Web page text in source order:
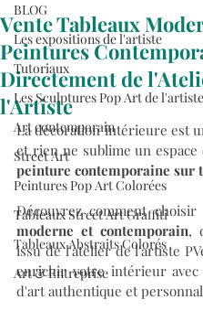
BLOG
Les expositions de l'artiste
Tutoriaux
Les Sculptures Pop Art de l'artiste
Art contemporain
Street Art
Peintures Pop Art Colorées
Tableaux Street Art Graffiti
Tableaux Abstraits Colorés
Art & Entreprise
Vente Tableaux
Peintures
Directement de
l'Artiste
La décoration intérieure est
peinture contemporaine sur
Découvrez comment choisir
moderne et contemporain,
issu de l'atelier de l'artiste
enrichir votre intérieur
d'art authentique et